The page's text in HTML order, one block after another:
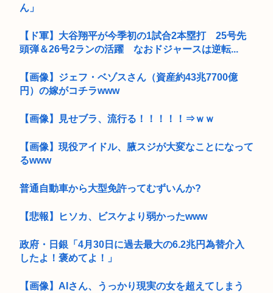
ん」
【ド軍】大谷翔平が今季初の1試合2本塁打 25号先
頭弾＆26号2ランの活躍 なおドジャースは逆転...
【画像】ジェフ・ベゾスさん（資産約43兆7700億
円）の嫁がコチラwww
【画像】見せブラ、流行る！！！！！⇒ｗｗ
【画像】現役アイドル、腋スジが大変なことになって
るwww
普通自動車から大型免許ってむずいんか?
【悲報】ヒソカ、ビスケより弱かったwww
政府・日銀「4月30日に過去最大の6.2兆円為替介入
したよ！褒めてよ！」
【画像】AIさん、うっかり現実の女を超えてしまう